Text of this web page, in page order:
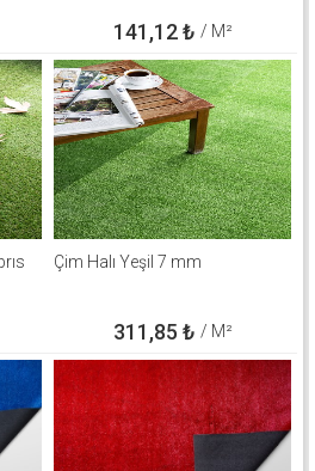
141,12₺ / M²
Çim Halı Yeşil 7 mm
311,85 ₺ / M²